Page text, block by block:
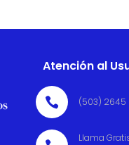
Atención al
 (503) 2645
Llama